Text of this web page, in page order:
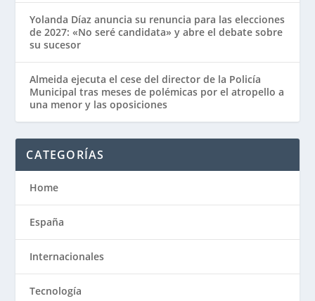
Yolanda Díaz anuncia su renuncia para las elecciones
de 2027: «No seré candidata» y abre el debate sobre
su sucesor
Almeida ejecuta el cese del director de la Policía
Municipal tras meses de polémicas por el atropello a
una menor y las oposiciones
CATEGORÍAS
Home
España
Internacionales
Tecnología